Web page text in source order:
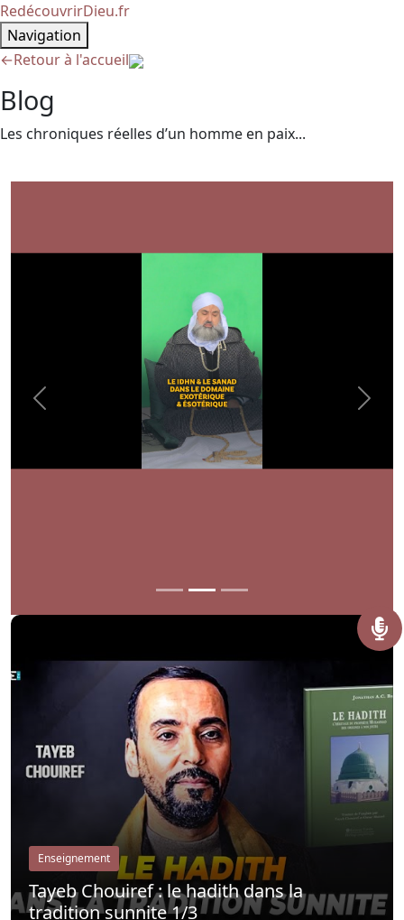
RedécouvrirDieu.fr
Navigation
←Retour à l'accueil
Blog
Les chroniques réelles d’un homme en paix...
Previous Next
Enseignement
Tayeb Chouiref : le hadith dans la
tradition sunnite 1/3